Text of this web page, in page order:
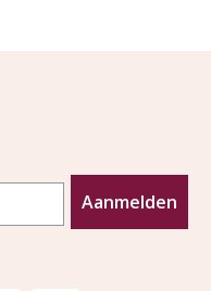
Aanmelden